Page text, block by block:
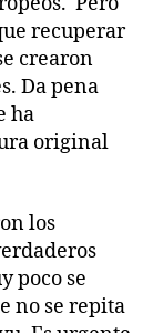
recuperar
crearon
Da pena
ha
original
los
poco se
no se repita